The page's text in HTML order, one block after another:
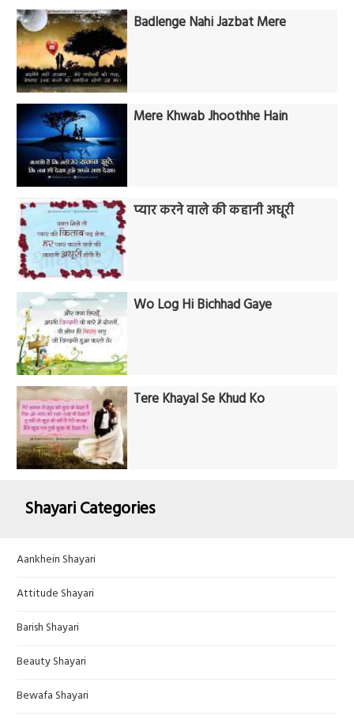
Badlenge Nahi Jazbat Mere
Mere Khwab Jhoothhe Hain
प्यार करने वाले की कहानी अधूरी
Wo Log Hi Bichhad Gaye
Tere Khayal Se Khud Ko
Shayari Categories
Aankhein Shayari
Attitude Shayari
Barish Shayari
Beauty Shayari
Bewafa Shayari